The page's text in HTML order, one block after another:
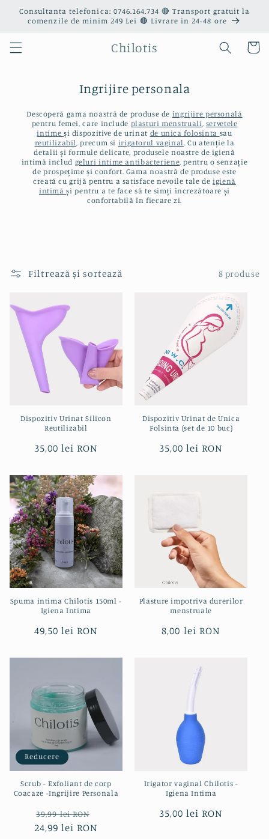
Salt la
conținut
Consultanta telefonica: 0746.164.734 🔴 Transport gratuit la
comenzile de minim 249 Lei 🔴 Livrare in 24-48 ore
Chilotis Coș
Ingrijire personala
Descoperă gama noastră de produse de îngrijire personală
pentru femei, care include plasturi menstruali, servetele
intime și dispozitive de urinat de unica folosinta sau
reutilizabil, precum si irigatorul vaginal. Cu atenție la
detalii și formule delicate, produsele noastre de igienă
intimă includ geluri intime antibacteriene, pentru o senzație
de prospețime și confort. Gama noastră de produse este
creată cu grijă pentru a satisface nevoile tale deigienă
intimăși pentru a te face să te simți încrezătoare și
confortabilă în fiecare zi.
Filtrează și sortează 8 produse
Dispozitiv Urinat Silicon
Reutilizabil
Preț
35,00 lei RON
Dispozitiv Urinat de Unica
Folsinta (set de 10 buc)
Preț
35,00 lei RON
Spuma intima Chilotis 150ml -
Igiena Intima
Preț
49,50 lei RON
Plasture impotriva durerilor
menstruale
Preț
8,00 lei RON
Reducere
Scrub - Exfoliant de corp
Coacaze -Ingrijire Personala
Preț
obișnuit
39,99 lei RON
redus
24,99 lei RON
Irigator vaginal Chilotis -
Igiena Intima
Preț
35,00 lei RON